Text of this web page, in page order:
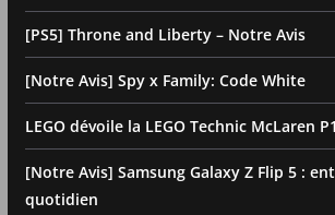
[PS5] Throne and Liberty – Notre Avis
[Notre Avis] Spy x Family: Code White
LEGO dévoile la LEGO Technic McLaren P1
[Notre Avis] Samsung Galaxy Z Flip 5 :
quotidien